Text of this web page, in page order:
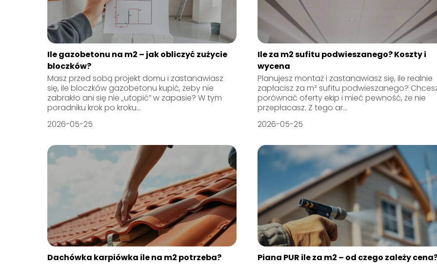
Ile gazobetonu na m2 – jak obliczyć zużycie
bloczków?
Masz przed sobą projekt domu i zastanawiasz
się, ile bloczków gazobetonu kupić, żeby nie
zabrakło ani się nie „utopić” w zapasie? W tym
poradniku krok po kroku...
2026-05-25
Ile za m2 sufitu podwieszanego? Koszty i
wycena
Planujesz montaż i zastanawiasz się, ile realnie
zapłacisz za m² sufitu podwieszanego?
porównać oferty ekip i mieć pewność, że nie
przepłacasz. Z tego ar...
2026-05-25
Dachówka karpiówka ile na m2 potrzeba?
Piana PUR ile za m2 – od czego zależy